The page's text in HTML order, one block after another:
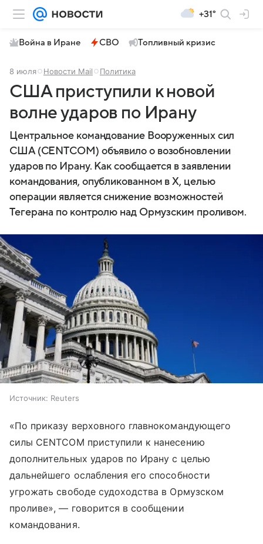
+31°
Война в Иране СВО Топливный кризис
8 июля Новости Mail Политика
США приступили к новой
волне ударов по Ирану
Центральное командование Вооруженных сил
США (CENTCOM) объявило о возобновлении
ударов по Ирану. Как сообщается в заявлении
командования, опубликованном в X, целью
операции является снижение возможностей
Тегерана по контролю над Ормузским проливом.
Источник: Reuters
«По приказу верховного главнокомандующего
силы CENTCOM приступили к нанесению
дополнительных ударов по Ирану с целью
дальнейшего ослабления его способности
угрожать свободе судоходства в Ормузском
проливе», — говорится в сообщении
командования.